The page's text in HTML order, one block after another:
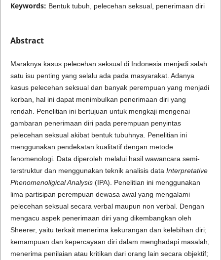
Keywords: Bentuk tubuh, pelecehan seksual, penerimaan diri
Abstract
Maraknya kasus pelecehan seksual di Indonesia menjadi salah
satu isu penting yang selalu ada pada masyarakat. Adanya
kasus pelecehan seksual dan banyak perempuan yang menjadi
korban, hal ini dapat menimbulkan penerimaan diri yang
rendah. Penelitian ini bertujuan untuk mengkaji mengenai
gambaran penerimaan diri pada perempuan penyintas
pelecehan seksual akibat bentuk tubuhnya. Penelitian ini
menggunakan pendekatan kualitatif dengan metode
fenomenologi. Data diperoleh melalui hasil wawancara semi-
terstruktur dan menggunakan teknik analisis data Interpretative
Phenomenoligical Analysis(IPA). Penelitian ini menggunakan
lima partisipan perempuan dewasa awal yang mengalami
pelecehan seksual secara verbal maupun non verbal. Dengan
mengacu aspek penerimaan diri yang dikembangkan oleh
Sheerer, yaitu terkait menerima kekurangan dan kelebihan diri;
kemampuan dan kepercayaan diri dalam menghadapi masalah;
menerima penilaian atau kritikan dari orang lain secara objektif;